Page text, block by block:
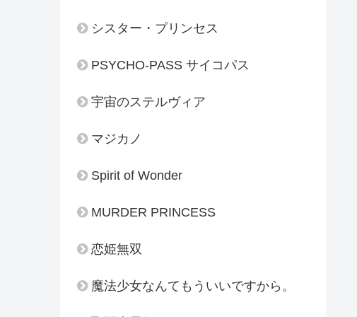
シスター・プリンセス
PSYCHO-PASS サイコパス
宇宙のステルヴィア
マジカノ
Spirit of Wonder
MURDER PRINCESS
恋姫無双
魔法少女なんてもういいですから。